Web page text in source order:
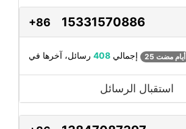
+86 15331570886
إجمالي 408 25 أيام مضت
استقبال الرسائل